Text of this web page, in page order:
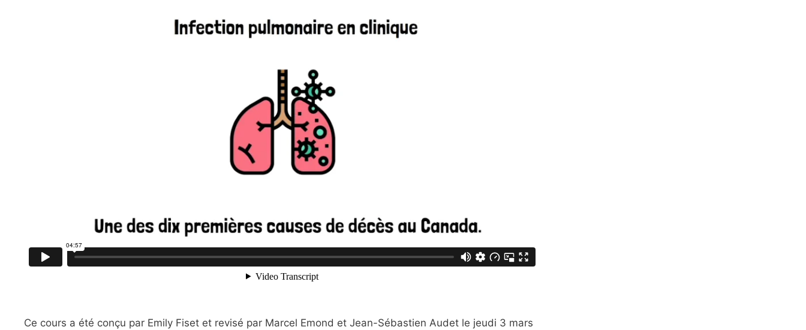
Ce cours a été conçu par Emily Fiset et revisé par Marcel Emond et Jean-Sébastien Audet le jeudi 3 mars